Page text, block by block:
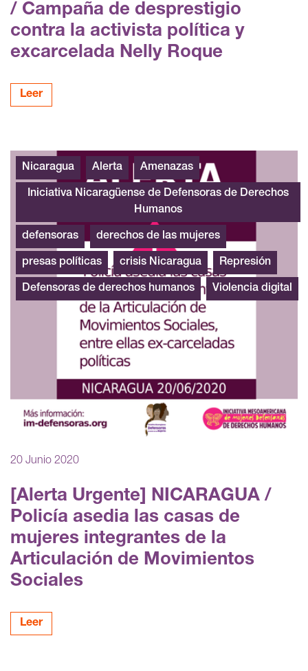
/ Campaña de desprestigio
contra la activista política y
excarcelada Nelly Roque
Leer
Alerta Urgente Nicaragua junio 20202
20 Junio 2020
[Alerta Urgente] NICARAGUA /
Policía asedia las casas de
mujeres integrantes de la
Articulación de Movimientos
Sociales
Leer
Nicaragua Alerta Amenazas
Iniciativa Nicaragüense de Defensoras de Derechos
Humanos
defensoras derechos de las mujeres
presas políticas crisis Nicaragua Represión
Defensoras de derechos humanos Violencia digital